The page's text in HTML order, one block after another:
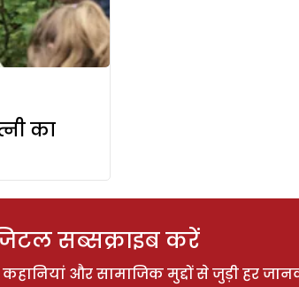
का
सब्सक्राइब करें
और सामाजिक मुद्दों से जुड़ी हर